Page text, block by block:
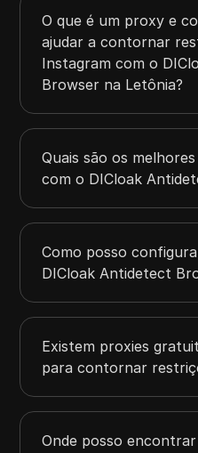
O que é um proxy e
ajudar a contornar
Instagram com o
Browser na Letônia?
Quais são os
com o DICloak
Como posso
DICloak Antidetect
Existem proxies
para contornar
Onde posso